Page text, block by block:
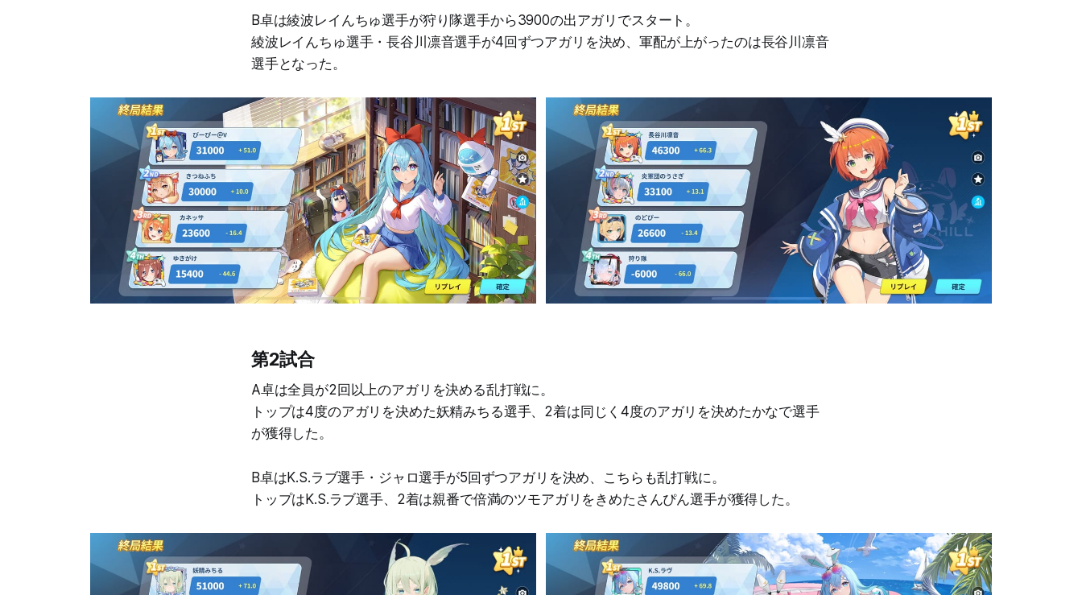
B卓は綾波レイんちゅ選手が狩り隊選手から3900の出アガリでスタート。
綾波レイんちゅ選手・長谷川凛音選手が4回ずつアガリを決め、軍配が上がったのは長谷川凛音
選手となった。
第2試合
A卓は全員が2回以上のアガリを決める乱打戦に。
トップは4度のアガリを決めた妖精みちる選手、2着は同じく4度のアガリを決めたかなで選手
が獲得した。
B卓はK.S.ラブ選手・ジャロ選手が5回ずつアガリを決め、こちらも乱打戦に。
トップはK.S.ラブ選手、2着は親番で倍満のツモアガリをきめたさんぴん選手が獲得した。